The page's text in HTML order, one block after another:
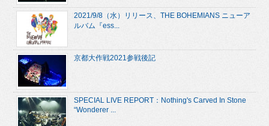
2021/9/8（水）リリース、THE BOHEMIANS ニューア
ルバム『ess...
京都大作戦2021参戦後記
SPECIAL LIVE REPORT：Nothing's Carved In Stone
“Wonderer ...